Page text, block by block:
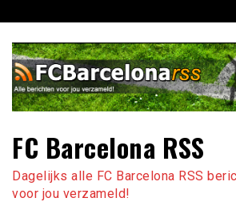
naar
inhoud
FC Barcelona RSS
Dagelijks alle FC Barcelona RSS
voor jou verzameld!